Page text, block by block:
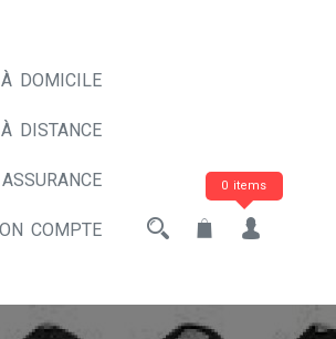
DOMICILE
DISTANCE
COMPTE
0 items